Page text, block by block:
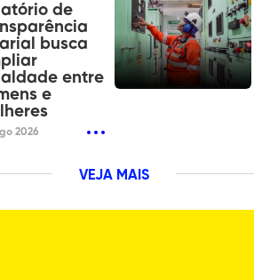
de
busca
entre
e
2026
VEJA MAIS